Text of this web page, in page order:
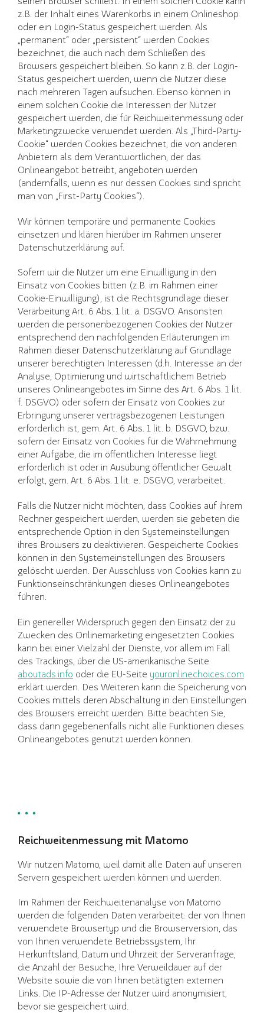
z.B. der Inhalt eines Warenkorbs in einem Onlineshop
oder ein Login-Status gespeichert werden. Als
„permanent“ oder „persistent“ werden Cookies
bezeichnet, die auch nach dem Schließen des
Browsers gespeichert bleiben. So kann z.B. der Login-
Status gespeichert werden, wenn die Nutzer diese
nach mehreren Tagen aufsuchen. Ebenso können in
einem solchen Cookie die Interessen der Nutzer
gespeichert werden, die für Reichweitenmessung oder
Marketingzwecke verwendet werden. Als „Third-Party-
Cookie“ werden Cookies bezeichnet, die von anderen
Anbietern als dem Verantwortlichen, der das
Onlineangebot betreibt, angeboten werden
(andernfalls, wenn es nur dessen Cookies sind spricht
man von „First-Party Cookies“).
Wir können temporäre und permanente Cookies
einsetzen und klären hierüber im Rahmen unserer
Datenschutzerklärung auf.
Sofern wir die Nutzer um eine Einwilligung in den
Einsatz von Cookies bitten (z.B. im Rahmen einer
Cookie-Einwilligung), ist die Rechtsgrundlage dieser
Verarbeitung Art. 6 Abs. 1 lit. a. DSGVO. Ansonsten
werden die personenbezogenen Cookies der Nutzer
entsprechend den nachfolgenden Erläuterungen im
Rahmen dieser Datenschutzerklärung auf Grundlage
unserer berechtigten Interessen (d.h. Interesse an der
Analyse, Optimierung und wirtschaftlichem Betrieb
unseres Onlineangebotes im Sinne des Art. 6 Abs. 1 lit.
f. DSGVO) oder sofern der Einsatz von Cookies zur
Erbringung unserer vertragsbezogenen Leistungen
erforderlich ist, gem. Art. 6 Abs. 1 lit. b. DSGVO, bzw.
sofern der Einsatz von Cookies für die Wahrnehmung
einer Aufgabe, die im öffentlichen Interesse liegt
erforderlich ist oder in Ausübung öffentlicher Gewalt
erfolgt, gem. Art. 6 Abs. 1 lit. e. DSGVO, verarbeitet.
Falls die Nutzer nicht möchten, dass Cookies auf ihrem
Rechner gespeichert werden, werden sie gebeten die
entsprechende Option in den Systemeinstellungen
ihres Browsers zu deaktivieren. Gespeicherte Cookies
können in den Systemeinstellungen des Browsers
gelöscht werden. Der Ausschluss von Cookies kann zu
Funktionseinschränkungen dieses Onlineangebotes
führen.
Ein genereller Widerspruch gegen den Einsatz der zu
Zwecken des Onlinemarketing eingesetzten Cookies
kann bei einer Vielzahl der Dienste, vor allem im Fall
des Trackings, über die US-amerikanische Seite
aboutads.info oder die EU-Seite youronlinechoices.com
erklärt werden. Des Weiteren kann die Speicherung von
Cookies mittels deren Abschaltung in den Einstellungen
des Browsers erreicht werden. Bitte beachten Sie,
dass dann gegebenenfalls nicht alle Funktionen dieses
Onlineangebotes genutzt werden können.
Reichweitenmessung mit Matomo
Wir nutzen Matomo, weil damit alle Daten auf unseren
Servern gespeichert werden können und werden.
Im Rahmen der Reichweitenanalyse von Matomo
werden die folgenden Daten verarbeitet: der von Ihnen
verwendete Browsertyp und die Browserversion, das
von Ihnen verwendete Betriebssystem, Ihr
Herkunftsland, Datum und Uhrzeit der Serveranfrage,
die Anzahl der Besuche, Ihre Verweildauer auf der
Website sowie die von Ihnen betätigten externen
Links. Die IP-Adresse der Nutzer wird anonymisiert,
bevor sie gespeichert wird.